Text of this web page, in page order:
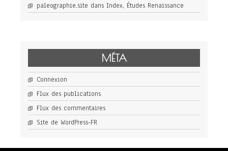
paleographie.site dans Index, Études Renaissance
MÉTA
Connexion
Flux des publications
Flux des commentaires
Site de WordPress-FR